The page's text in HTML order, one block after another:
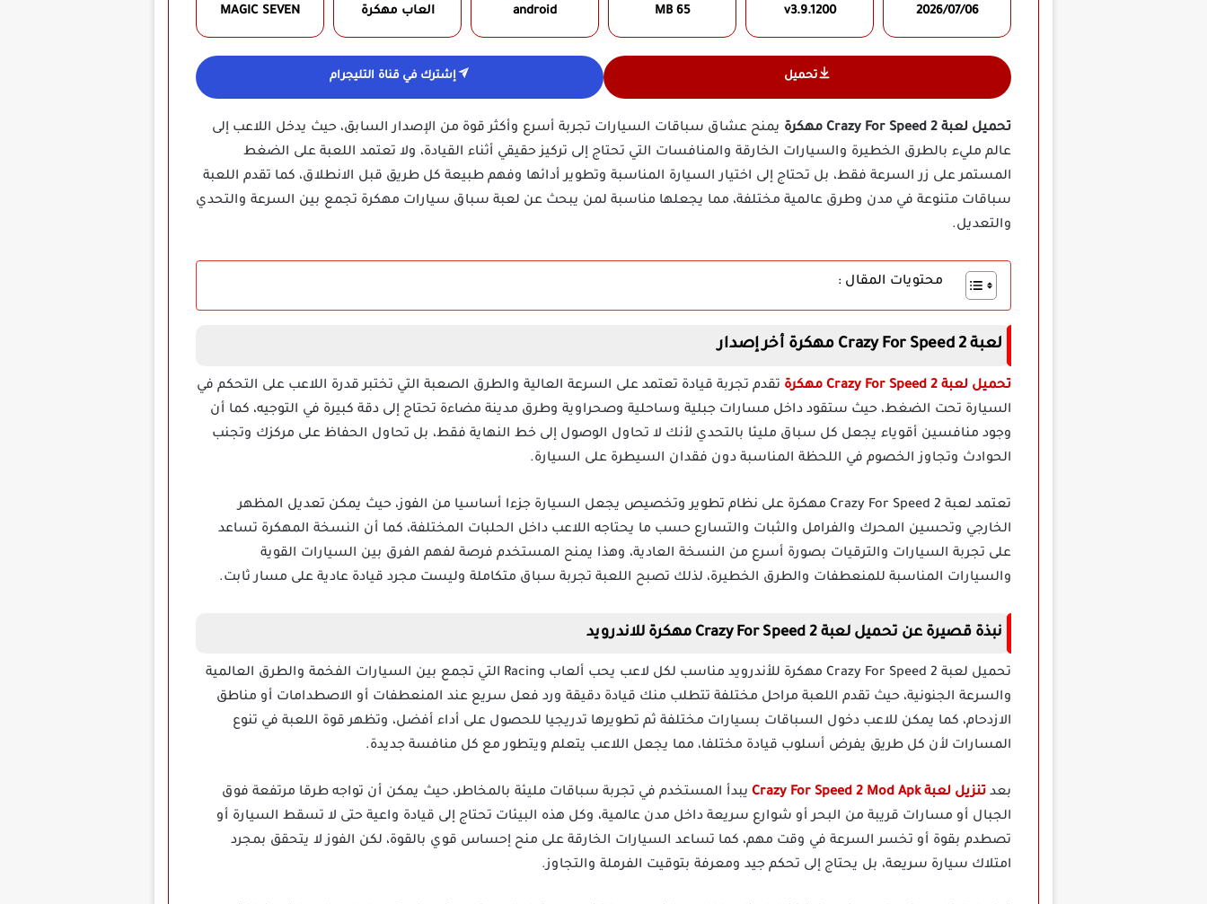
2026/07/06
v3.9.1200
65 MB
android العاب مهكرة MAGIC SEVEN
تحميل إشترك في قناة التليجرام
تحميل لعبة Crazy For Speed 2 مهكرة
يمنح عشاق سباقات السيارات تجربة أسرع وأكثر قوة من الإصدار السابق، حيث يدخل اللاعب إلى
عالم مليء بالطرق الخطيرة والسيارات الخارقة والمنافسات التي تحتاج إلى تركيز حقيقي أثناء القيادة، ولا تعتمد اللعبة على الضغط
المستمر على زر السرعة فقط، بل تحتاج إلى اختيار السيارة المناسبة وتطوير أدائها وفهم طبيعة كل طريق قبل الانطلاق، كما تقدم اللعبة
سباقات متنوعة في مدن وطرق عالمية مختلفة، مما يجعلها مناسبة لمن يبحث عن لعبة سباق سيارات مهكرة تجمع بين السرعة والتحدي
والتعديل.
محتويات المقال :
لعبة Crazy For Speed 2 مهكرة أخر إصدار
تحميل لعبة Crazy For Speed 2 مهكرة
تقدم تجربة قيادة تعتمد على السرعة العالية والطرق الصعبة التي تختبر قدرة اللاعب على التحكم في
السيارة تحت الضغط، حيث ستقود داخل مسارات جبلية وساحلية وصحراوية وطرق مدينة مضاءة تحتاج إلى دقة كبيرة في التوجيه، كما أن
وجود منافسين أقوياء يجعل كل سباق مليئا بالتحدي لأنك لا تحاول الوصول إلى خط النهاية فقط، بل تحاول الحفاظ على مركزك وتجنب
الحوادث وتجاوز الخصوم في اللحظة المناسبة دون فقدان السيطرة على السيارة.
تعتمد لعبة Crazy For Speed 2 مهكرة على نظام تطوير وتخصيص يجعل السيارة جزءا أساسيا من الفوز، حيث يمكن تعديل المظهر
الخارجي وتحسين المحرك والفرامل والثبات والتسارع حسب ما يحتاجه اللاعب داخل الحلبات المختلفة، كما أن النسخة المهكرة تساعد
على تجربة السيارات والترقيات بصورة أسرع من النسخة العادية، وهذا يمنح المستخدم فرصة لفهم الفرق بين السيارات القوية
والسيارات المناسبة للمنعطفات والطرق الخطيرة، لذلك تصبح اللعبة تجربة سباق متكاملة وليست مجرد قيادة عادية على مسار ثابت.
نبذة قصيرة عن تحميل لعبة Crazy For Speed 2 مهكرة للاندرويد
تحميل لعبة Crazy For Speed 2 مهكرة للأندرويد مناسب لكل لاعب يحب ألعاب Racing التي تجمع بين السيارات الفخمة والطرق العالمية
والسرعة الجنونية، حيث تقدم اللعبة مراحل مختلفة تتطلب منك قيادة دقيقة ورد فعل سريع عند المنعطفات أو الاصطدامات أو مناطق
الازدحام، كما يمكن للاعب دخول السباقات بسيارات مختلفة ثم تطويرها تدريجيا للحصول على أداء أفضل، وتظهر قوة اللعبة في تنوع
المسارات لأن كل طريق يفرض أسلوب قيادة مختلفا، مما يجعل اللاعب يتعلم ويتطور مع كل منافسة جديدة.
بعد تنزيل لعبة Crazy For Speed 2 Mod Apk
يبدأ المستخدم في تجربة سباقات مليئة بالمخاطر، حيث يمكن أن تواجه طرقا مرتفعة فوق
الجبال أو مسارات قريبة من البحر أو شوارع سريعة داخل مدن عالمية، وكل هذه البيئات تحتاج إلى قيادة واعية حتى لا تسقط السيارة أو
تصطدم بقوة أو تخسر السرعة في وقت مهم، كما تساعد السيارات الخارقة على منح إحساس قوي بالقوة، لكن الفوز لا يتحقق بمجرد
امتلاك سيارة سريعة، بل يحتاج إلى تحكم جيد ومعرفة بتوقيت الفرملة والتجاوز.